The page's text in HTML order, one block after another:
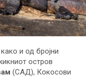
и од бројни
остров
(САД), Кокосови